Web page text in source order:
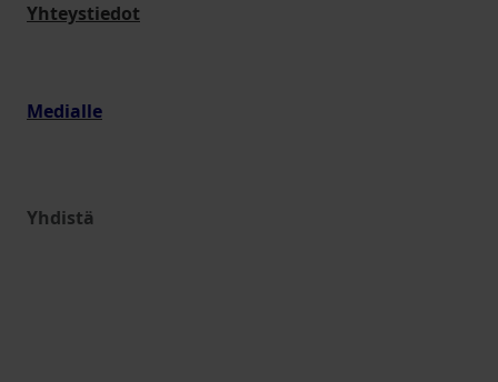
Yhteystiedot
Medialle
Yhdistä